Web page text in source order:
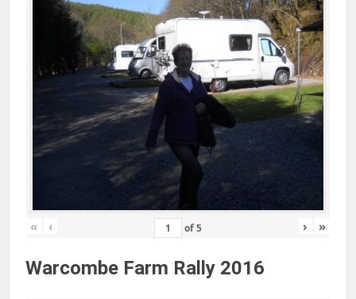
« ‹ of5 › »
Warcombe Farm Rally 2016